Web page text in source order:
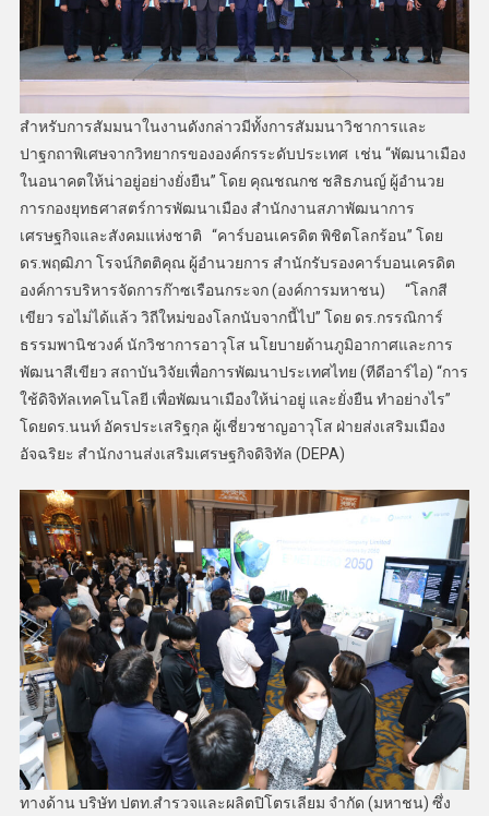
สำหรับการสัมมนาในงานดังกล่าวมีทั้งการสัมมนาวิชาการและ
ปาฐกถาพิเศษจากวิทยากรขององค์กรระดับประเทศ เช่น “พัฒนาเมือง
ในอนาคตให้น่าอยู่อย่างยั่งยืน” โดย คุณชณกช ชสิธภนญ์ ผู้อำนวย
การกองยุทธศาสตร์การพัฒนาเมือง สำนักงานสภาพัฒนาการ
เศรษฐกิจและสังคมแห่งชาติ “คาร์บอนเครดิต พิชิตโลกร้อน” โดย
ดร.พฤฒิภา โรจน์กิตติคุณ ผู้อำนวยการ สำนักรับรองคาร์บอนเครดิต
องค์การบริหารจัดการก๊าซเรือนกระจก (องค์การมหาชน) “โลกสี
เขียว รอไม่ได้แล้ว วิถีใหม่ของโลกนับจากนี้ไป” โดย ดร.กรรณิการ์
ธรรมพานิชวงค์ นักวิชาการอาวุโส นโยบายด้านภูมิอากาศและการ
พัฒนาสีเขียว สถาบันวิจัยเพื่อการพัฒนาประเทศไทย (ทีดีอาร์ไอ) “การ
ใช้ดิจิทัลเทคโนโลยี เพื่อพัฒนาเมืองให้น่าอยู่ และยั่งยืน ทำอย่างไร”
โดยดร.นนท์ อัครประเสริฐกุล ผู้เชี่ยวชาญอาวุโส ฝ่ายส่งเสริมเมือง
อัจฉริยะ สำนักงานส่งเสริมเศรษฐกิจดิจิทัล (DEPA)
ทางด้าน บริษัท ปตท.สำรวจและผลิตปิโตรเลียม จำกัด (มหาชน) ซึ่ง